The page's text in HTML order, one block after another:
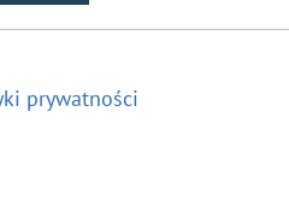
prywatności